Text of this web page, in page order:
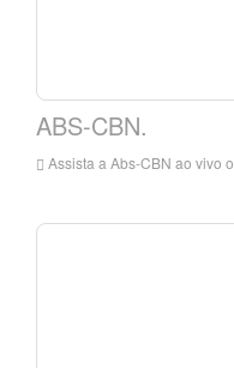
ABS-CBN.
Assista a Abs-CBN ao vivo on-line, ABS-CBN HD Live Streaming, ABS-CBN Watch TV ao vivo das Filipinas